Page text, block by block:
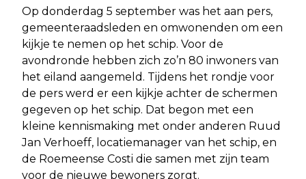
Op donderdag 5 september was het aan pers,
gemeenteraadsleden en omwonenden om een
kijkje te nemen op het schip. Voor de
avondronde hebben zich zo’n 80 inwoners van
het eiland aangemeld. Tijdens het rondje voor
de pers werd er een kijkje achter de schermen
gegeven op het schip. Dat begon met een
kleine kennismaking met onder anderen Ruud
Jan Verhoeff, locatiemanager van het schip, en
de Roemeense Costi die samen met zijn team
voor de nieuwe bewoners zorgt.